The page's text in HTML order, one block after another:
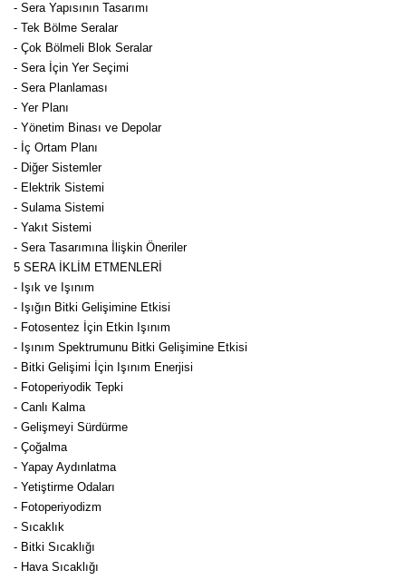
- Sera Yapısının Tasarımı
- Tek Bölme Seralar
- Çok Bölmeli Blok Seralar
- Sera İçin Yer Seçimi
- Sera Planlaması
- Yer Planı
- Yönetim Binası ve Depolar
- İç Ortam Planı
- Diğer Sistemler
- Elektrik Sistemi
- Sulama Sistemi
- Yakıt Sistemi
- Sera Tasarımına İlişkin Öneriler
5 SERA İKLİM ETMENLERİ
- Işık ve Işınım
- Işığın Bitki Gelişimine Etkisi
- Fotosentez İçin Etkin Işınım
- Işınım Spektrumunu Bitki Gelişimine Etkisi
- Bitki Gelişimi İçin Işınım Enerjisi
- Fotoperiyodik Tepki
- Canlı Kalma
- Gelişmeyi Sürdürme
- Çoğalma
- Yapay Aydınlatma
- Yetiştirme Odaları
- Fotoperiyodizm
- Sıcaklık
- Bitki Sıcaklığı
- Hava Sıcaklığı